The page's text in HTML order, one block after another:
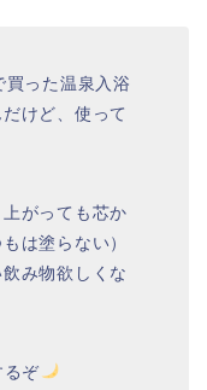
った温泉入浴
けど、使って
がっても芯か
は塗らない）
み物欲しくな
ぞ